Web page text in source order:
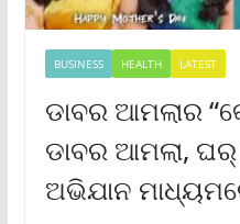
BUSINESS HEALTH LATEST
ଡାବର ଆମଲାର
ଡାବର ଆମଲା, ଘର୍
ଅଭିଯାନ